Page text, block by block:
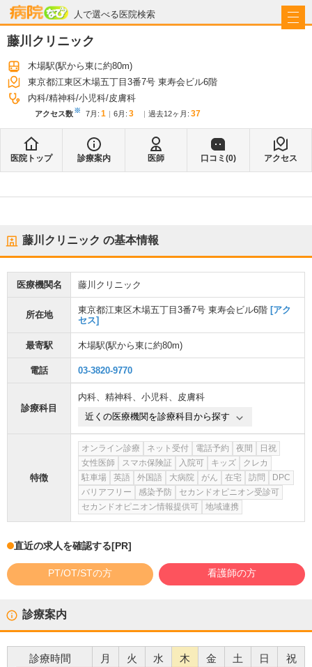
人で選べる医院検索
病院なび
藤川クリニック
木場駅(駅から東に約80m)
東京都江東区木場五丁目3番7号 東寿会ビル6階
内科 精神科 小児科 皮膚科
アクセス数※ 7月 : 1 6月 : 3 過去12ヶ月: 37
医院トップ 診療案内 医師 口コミ(0) アクセス
藤川クリニック の基本情報
医療機関名 藤川クリニック
所在地 東京都江東区木場五丁目3番7号 東寿会ビル6階 [アク
セス]
最寄駅 木場駅(駅から東に約80m)
電話 03-3820-9770
診療科目
内科、 精神科、 小児科、 皮膚科
近くの医療機関を診療科目から探す
特徴
オンライン診療 ネット受付 電話予約 夜間
日祝
女性医師
スマホ保険証 入院可 キッズ
クレカ
駐車場
英語 外国語 大病院 がん 在宅 訪問
DPC
バリアフリー
感染予防
セカンドオピニオン受診可
セカンドオピニオン情報提供可
地域連携
直近の求人を確認する[PR]
PT/OT/STの方 看護師の方
診療案内
診療時間 月 火 水 木 金 土 日 祝